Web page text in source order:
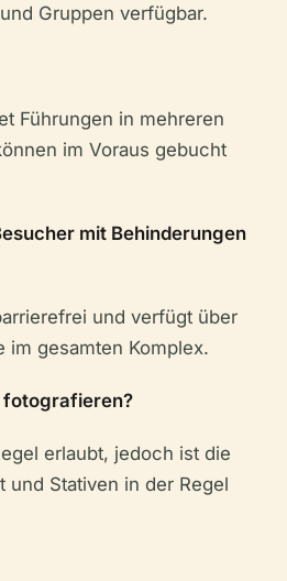
Gruppen verfügbar.
Führungen in mehreren
im Voraus gebucht
mit Behinderungen
und verfügt über
im gesamten Komplex.
fotografieren?
erlaubt, jedoch ist die
und Stativen in der Regel